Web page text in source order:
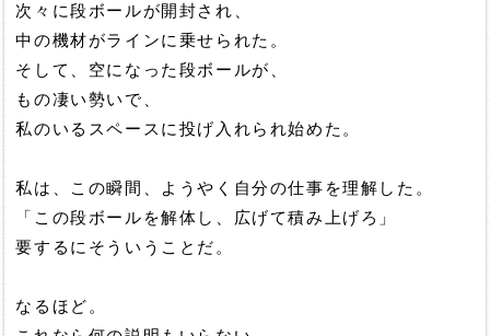
次々に段ボールが開封され、
中の機材がラインに乗せられた。
そして、空になった段ボールが、
もの凄い勢いで、
私のいるスペースに投げ入れられ始めた。
私は、この瞬間、ようやく自分の仕事を理解した。
「この段ボールを解体し、広げて積み上げろ」
要するにそういうことだ。
なるほど。